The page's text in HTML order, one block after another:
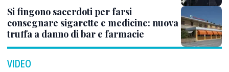
Si fingono sacerdoti per farsi
consegnare sigarette e medicine: nuova
truffa a danno di bar e farmacie
VIDEO